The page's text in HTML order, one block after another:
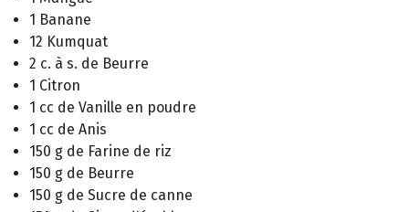
1 Banane
12 Kumquat
2 c. à s. de Beurre
1 Citron
1 cc de Vanille en poudre
1 cc de Anis
150 g de Farine de riz
150 g de Beurre
150 g de Sucre de canne